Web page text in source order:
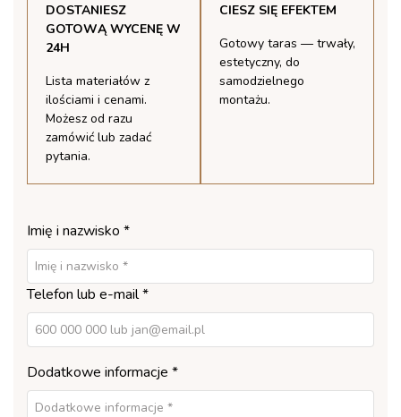
DOSTANIESZ
GOTOWĄ WYCENĘ W
24H
Lista materiałów z
ilościami i cenami.
Możesz od razu
zamówić lub zadać
pytania.
CIESZ SIĘ EFEKTEM
Gotowy taras — trwały,
estetyczny, do
samodzielnego
montażu.
Imię i nazwisko *
Telefon lub e-mail *
Dodatkowe informacje *